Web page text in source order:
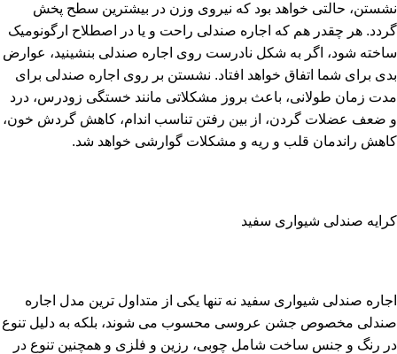
نشستن، حالتی خواهد بود که نیروی وزن در بیشترین سطح پخش
گردد. هر چقدر هم که اجاره صندلی راحت و یا در اصطلاح ارگونومیک
ساخته شود، اگر به شکل نادرست روی اجاره صندلی بنشینید، عوارض
بدی برای شما اتفاق خواهد افتاد. نشستن بر روی اجاره صندلی برای
مدت زمان طولانی، باعث بروز مشکلاتی مانند خستگی زودرس، درد
و ضعف عضلات گردن، از بین رفتن تناسب اندام، کاهش گردش خون،
کاهش راندمان قلب و ریه و مشکلات گوارشی خواهد شد.
کرایه صندلی شیواری سفید
اجاره صندلی شیواری سفید نه تنها یکی از متداول ترین مدل اجاره
صندلی مخصوص جشن عروسی محسوب می شوند، بلکه به دلیل تنوع
در رنگ و جنس ساخت شامل چوبی، رزین و فلزی و همچنین تنوع در